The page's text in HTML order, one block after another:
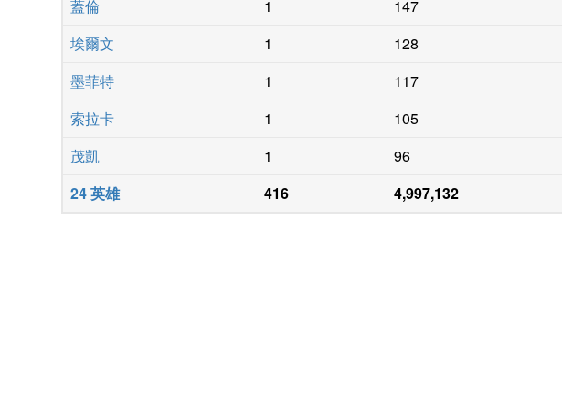
蓋倫
1 147
埃爾文
1 128
墨菲特
1 117
索拉卡
1 105
茂凱
1 96
24英雄 416 4,997,132